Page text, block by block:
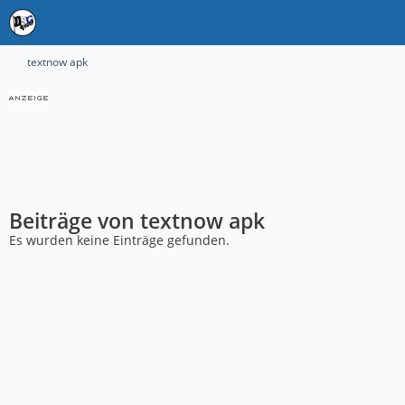
textnow apk
Beiträge von textnow apk
Es wurden keine Einträge gefunden.